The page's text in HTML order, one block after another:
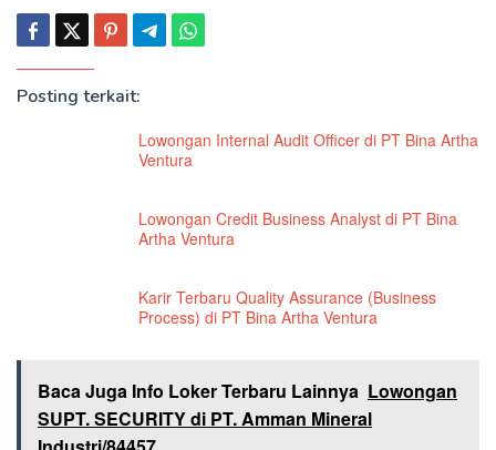
Posting terkait:
Lowongan Internal Audit Officer di PT Bina Artha
Ventura
Lowongan Credit Business Analyst di PT Bina
Artha Ventura
Karir Terbaru Quality Assurance (Business
Process) di PT Bina Artha Ventura
Baca Juga Info Loker Terbaru Lainnya Lowongan
SUPT. SECURITY di PT. Amman Mineral